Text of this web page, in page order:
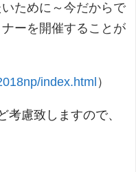
ために～今だからで
ーを開催することが
index.html ）
慮致しますので、